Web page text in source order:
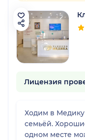
Лицензия
Ходим в
семьёй.
одном месте